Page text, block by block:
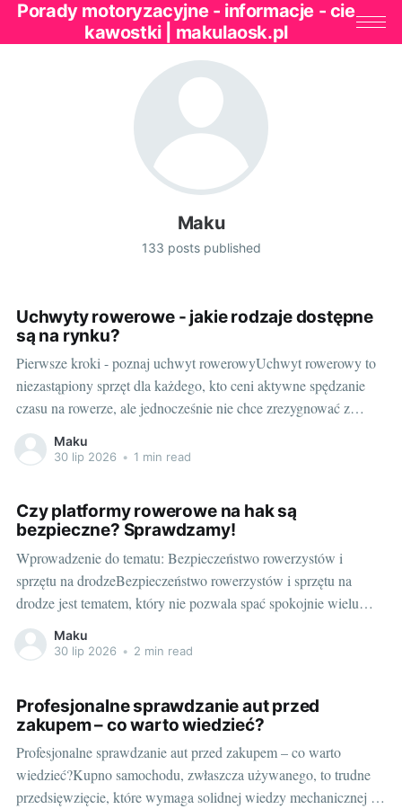
Porady motoryzacyjne - informacje - cie
kawostki | makulaosk.pl
Maku
133 posts published
Uchwyty rowerowe - jakie rodzaje dostępne
są na rynku?
Pierwsze kroki - poznaj uchwyt rowerowyUchwyt rowerowy to
niezastąpiony sprzęt dla każdego, kto ceni aktywne spędzanie
czasu na rowerze, ale jednocześnie nie chce zrezygnować z
wygodnej podróży samochodem. Dzięki takim urządzeniom,
możemy bezproblemowo przewieźć rower na dachu samochodu
Maku
30 lip 2026 • 1 min read
Czy platformy rowerowe na hak są
bezpieczne? Sprawdzamy!
Wprowadzenie do tematu: Bezpieczeństwo rowerzystów i
sprzętu na drodzeBezpieczeństwo rowerzystów i sprzętu na
drodze jest tematem, który nie pozwala spać spokojnie wielu
entuzjastom dwóch kółek. Coraz więcej osób decyduje się na
aktywny wypoczynek w kontakcie z naturą, również kierowców,
Maku
30 lip 2026 • 2 min read
Profesjonalne sprawdzanie aut przed
zakupem – co warto wiedzieć?
Profesjonalne sprawdzanie aut przed zakupem – co warto
wiedzieć?Kupno samochodu, zwłaszcza używanego, to trudne
przedsięwzięcie, które wymaga solidnej wiedzy mechanicznej i